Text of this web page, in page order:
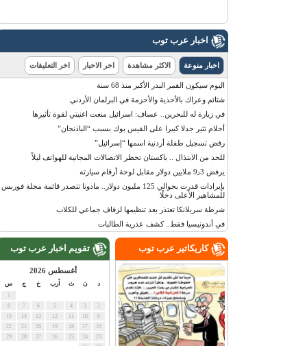
اخبار عرب توب
اخبار منوعة الاكثر مشاهدة اخر الاخبار اخر التعليقات
اليوم سيكون القمر البدر الأكبر منذ 68 سنة
شتائم وعراك بالأحذية والأحزمة في البرلمان الأردني
في زيارة له للبحرين.. عساف: اسرائيل منعت اغنيتي لقوة تأثيرها
أحلام تثير جدلا كبيرا على الفيس بوك بسبب “الباذنجان”
رفض تسجيل طفلة أردنية اسمها “إسرائيل”
للحد من الابتذال .. باكستان تحظر الاتصالات المجانية للهواتف ليلاً
يرفض 9٫3 ملايين دولار مقابل لوحة أرقام سيارته
بإيرادات قدرت بحوالي 125 مليون دولار.. مادونا تتصدر قائمة مجلة فوربس
للمشاهير الأعلى دخلًا
شرطة سريلانكا تعتذر بعد تنظيمها لزفاف جماعي للكلاب
في أندونيسيا فقط.. كشف عذرية الطالبات
تقويم اخبار عرب توب
أغسطس 2026
أرب س
كاريكاتير عرب توب